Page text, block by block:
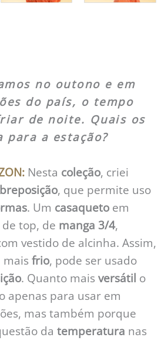
no outono e em
do país, o tempo
de noite. Quais os
para a estação?
Nesta coleção, criei
, que permite uso
. Um casaqueto em
top, de manga 3/4,
vestido de alcinha. Assim,
mais frio, pode ser usado
. Quanto mais versátil o
apenas para usar em
mas também porque
da temperatura nas